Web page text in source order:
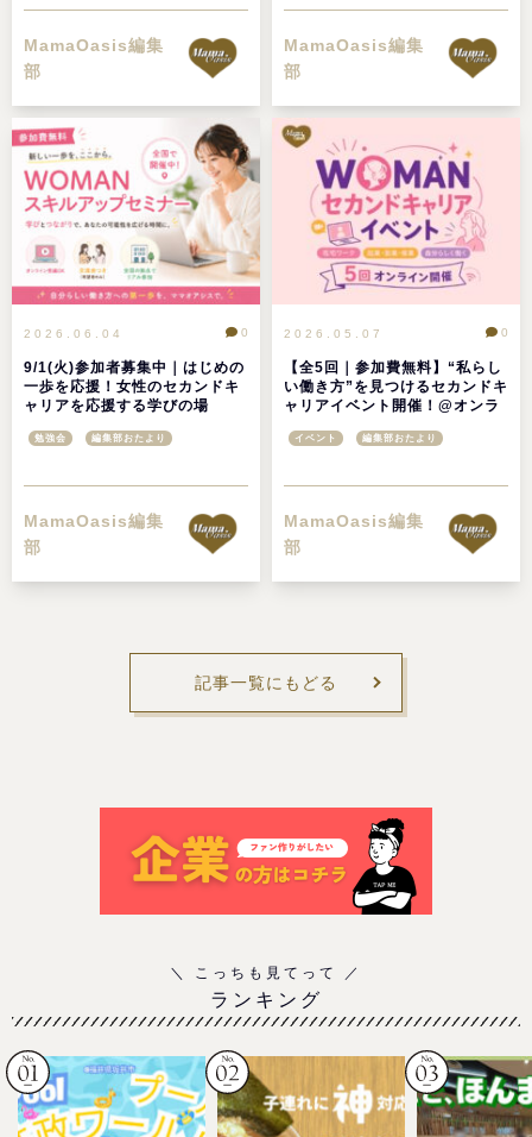
MamaOasis編集
部
MamaOasis編集
部
2026.06.04
9/1(火)参加者募集中｜はじめの
一歩を応援！女性のセカンドキ
ャリアを応援する学びの場
ー」
0
勉強会 編集部おたより
MamaOasis編集
部
2026.05.07
【全5回｜参加費無料】“私らし
い働き方”を見つけるセカンドキ
ャリアイベント開催！@オンラ
0
イベント 編集部おたより
MamaOasis編集
部
記事一覧にもどる
ランキング